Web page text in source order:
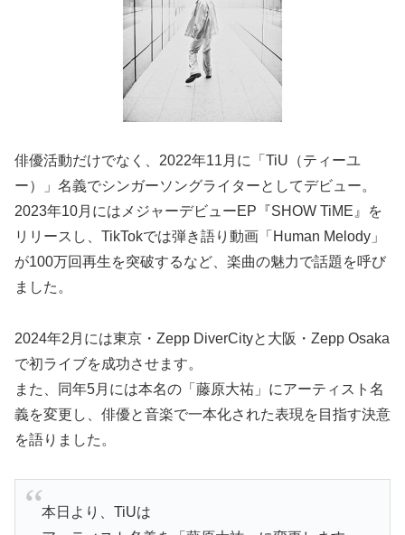
俳優活動だけでなく、2022年11月に「TiU（ティーユ
ー）」名義でシンガーソングライターとしてデビュー。
2023年10月にはメジャーデビューEP『SHOW TiME』を
リリースし、TikTokでは弾き語り動画「Human Melody」
が100万回再生を突破するなど、楽曲の魅力で話題を呼び
ました。
2024年2月には東京・Zepp DiverCityと大阪・Zepp Osaka
で初ライブを成功させます。
また、同年5月には本名の「藤原大祐」にアーティスト名
義を変更し、俳優と音楽で一本化された表現を目指す決意
を語りました。
本日より、TiUは